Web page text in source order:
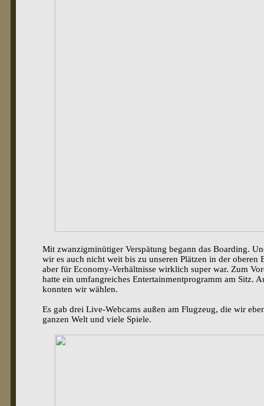
Mit zwanzigminütiger Verspätung begann das Boarding.
wir es auch nicht weit bis zu unseren Plätzen in der
aber für Economy-Verhältnisse wirklich super war. Zum
hatte ein umfangreiches Entertainmentprogramm am Sitz.
konnten wir wählen.
Es gab drei Live-Webcams außen am Flugzeug, die wir
ganzen Welt und viele Spiele.